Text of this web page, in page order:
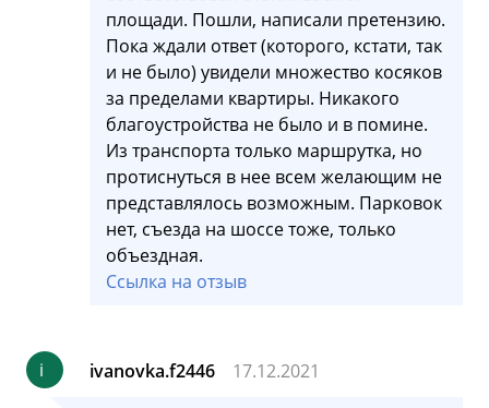
площади. Пошли, написали претензию.
Пока ждали ответ (которого, кстати, так
и не было) увидели множество косяков
за пределами квартиры. Никакого
благоустройства не было и в помине.
Из транспорта только маршрутка, но
протиснуться в нее всем желающим не
представлялось возможным. Парковок
нет, съезда на шоссе тоже, только
объездная.
Ссылка на отзыв
i ivanovka.f2446 17.12.2021